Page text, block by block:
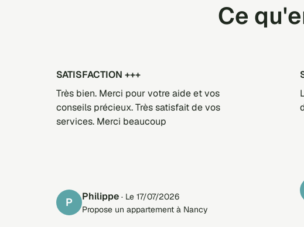
Ce
SATISFACTION +++
Très bien. Merci pour votre aide et vos
conseils précieux. Très satisfait de vos
services. Merci beaucoup
P Philippe · Le 17/07/2026
Propose un appartement à Nancy